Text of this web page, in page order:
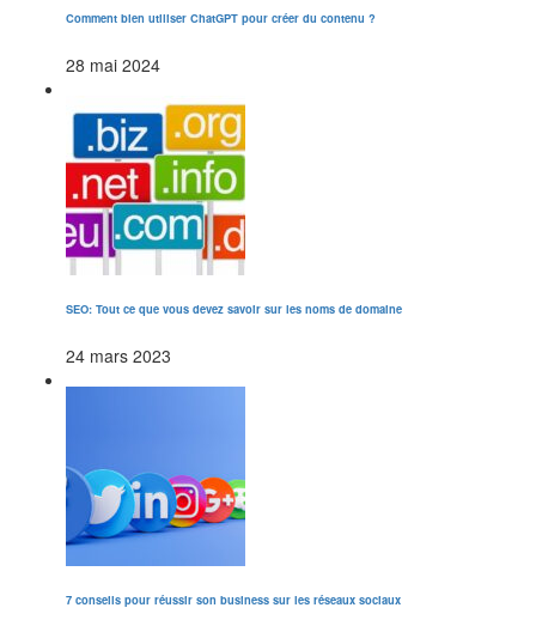
Comment bien utiliser ChatGPT pour créer du contenu ?
28 mai 2024
SEO: Tout ce que vous devez savoir sur les noms de domaine
24 mars 2023
7 conseils pour réussir son business sur les réseaux sociaux